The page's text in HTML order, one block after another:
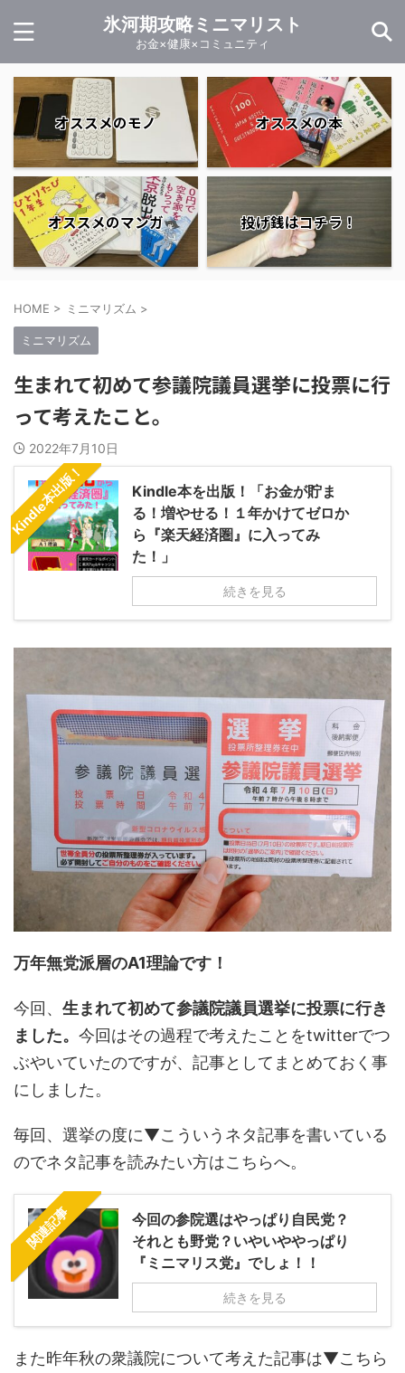
氷河期攻略ミニマリスト
お金×健康×コミュニティ
オススメのモノ オススメの本
オススメのマンガ 投げ銭はコチラ！
HOME > ミニマリズム >
ミニマリズム
生まれて初めて参議院議員選挙に投票に行
って考えたこと。
2022年7月10日
Kindle本出版！
Kindle本を出版！「お金が貯ま
る！増やせる！１年かけてゼロか
ら『楽天経済圏』に入ってみ
た！」
続きを見る
万年無党派層のA1理論です！
今回、 生まれて初めて参議院議員選挙に投票に行き
ました。 今回はその過程で考えたことをtwitterでつ
ぶやいていたのですが、記事としてまとめておく事
にしました。
毎回、選挙の度に▼こういうネタ記事を書いている
のでネタ記事を読みたい方はこちらへ。
関連記事
今回の参院選はやっぱり自民党？
それとも野党？いやいややっぱり
『ミニマリス党』でしょ！！
続きを見る
また昨年秋の衆議院について考えた記事は▼こちら